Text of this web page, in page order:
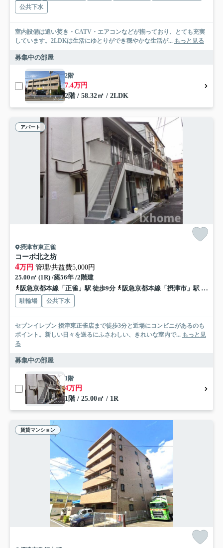
公共下水
室内設備は追い焚き・CATV・エアコンなどが揃っており、とても充実
しています。2LDKは生活にゆとりができ穏やかな生活が... もっと見る
募集中の部屋
2階
7.4万円
2階 / 58.32㎡ / 2LDK
アパート
摂津市東正雀
コーポ北之坊
4万円 管理/共益費5,000円
25.00㎡ (1R) /築56年 /2階建
阪急京都本線「正雀」駅 徒歩9分
阪急京都本線「摂津市」駅 徒歩15分
駐輪場 公共下水
セブンイレブン 摂津東正雀店まで徒歩3分と近場にコンビニがあるのも
ポイント。新しい日々を送るにふさわしい、きれいな室内で... もっと見
る
募集中の部屋
1階
4万円
1階 / 25.00㎡ / 1R
賃貸マンション